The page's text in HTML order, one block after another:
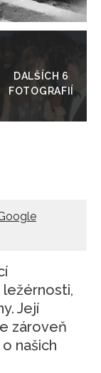
galerie
ležérnosti,
Její
zároveň
našich